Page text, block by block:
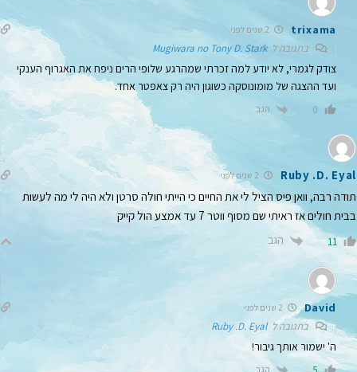
trixama
בתגובה לMugiwara no Tony D. Stark
צודק לגמרי, לא יודע למה זכרתי שמהרגע שלופי הרים ניפח את האגרוף הענקי
ועד ההצגה של מומונוסקה כשוגון היה רק צאפטר אחד.
0 הגב
Ruby .D. Eyal
תודה רבה, וואן פיס הציל לי את החיים כי הייתי חולה סרטן ולא היה לי מה לעשות
בבית חולים אז ראיתי שם מסוף ווטר 7 עד אמצע הול קייק
11 הגב
David
בתגובה לRuby .D. Eyal
ה' ישמור אותך גיבור!